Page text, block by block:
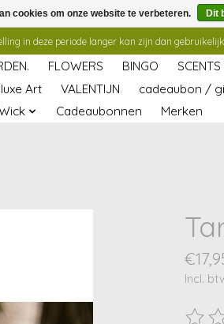
in deze periode langer kan zijn dan gebruikelijk.
FLOWERS BINGO SCENTS
Art VALENTIJN cadeaubon /
Cadeaubonnen Merken
Incl.
cookies om onze website te verbeteren. Dit